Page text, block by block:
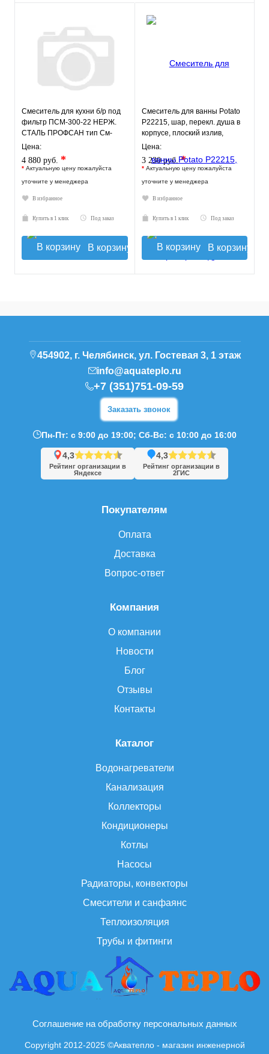
Смеситель для кухни б/р под
фильтр ПСМ-300-22 НЕРЖ.
СТАЛЬ ПРОФСАН тип См-
МОЦБА Гарантия 5 лет!
Цена:
4 880 руб. *
* Актуальную цену пожалуйста
уточните у менеджера
В избранное
Купить в 1 клик Под заказ
В корзину
Смеситель для ванны Potato
P22215, шар, перекл. душа в
корпусе, плоский излив,
картридж 35мм
Цена:
3 230 руб.*
* Актуальную цену пожалуйста
уточните у менеджера
В избранное
Купить в 1 клик Под заказ
В корзину
Каталог
Водонагреватели
Канализация
Коллекторы
Кондиционеры
Котлы
Насосы
Радиаторы, конвекторы
Смесители и санфаянс
Теплоизоляция
Трубы и фитинги
Компания
О компании
Новости
Блог
Отзывы
Контакты
Покупателям
Оплата
Доставка
Вопрос-ответ
454902, г. Челябинск, ул. Гостевая 3, 1 этаж
info@aquateplo.ru
+7 (351)751-09-59
Заказать звонок
Пн-Пт: с 9:00 до 19:00; Сб-Вс: с 10:00 до 16:00
4,3
Рейтинг организации в
Яндексе
4,3
Рейтинг организации в
2ГИС
Соглашение на обработку персональных данных
Copyright 2012-2025 ©Акватепло - магазин инженерной